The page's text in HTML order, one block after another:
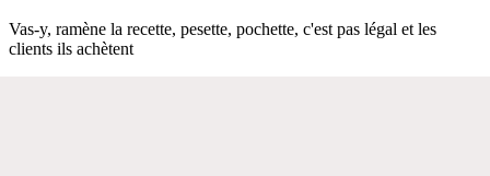
Vas-y, ramène la recette, pesette, pochette, c'est pas légal et les
clients ils achètent